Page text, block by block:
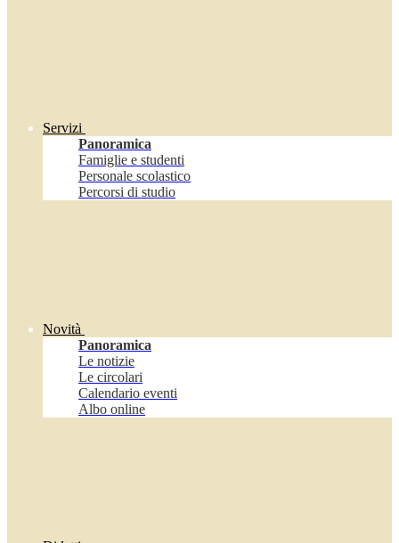
Servizi
Panoramica
Famiglie e studenti
Personale scolastico
Percorsi di studio
Novità
Panoramica
Le notizie
Le circolari
Calendario eventi
Albo online